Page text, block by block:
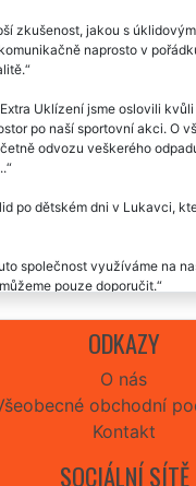
zkušenost, jakou s
naprosto v
Uklízení jsme oslovili
po naší sportovní akci. O
odvozu veškerého
po dětském dni v Lukavci,
společnost využíváme na
pouze doporučit.
ODKAZY
O nás
obchodní
Kontakt
SOCIÁLNÍ SÍTĚ